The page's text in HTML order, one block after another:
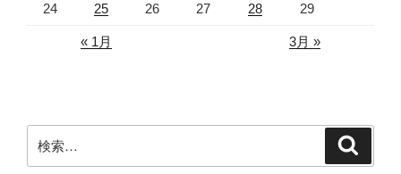
24 25 26 27 28 29
« 1月 3月 »
索: